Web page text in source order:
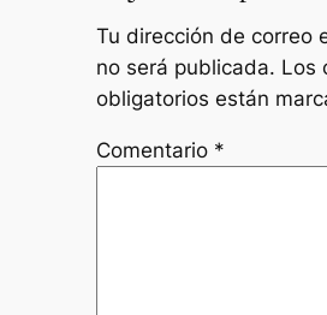
Tu dirección de correo
no será publicada. Los
obligatorios están
Comentario *